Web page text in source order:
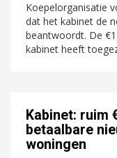
Koepelorganisatie
dat het kabinet de
beantwoordt. De
kabinet heeft
Kabinet: ruim
betaalbare
woningen